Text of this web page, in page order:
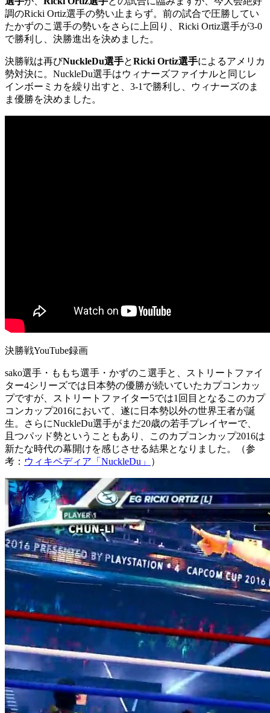
調のRicki Ortiz選手の勢い止まらず。前の試合で圧勝してい
たかずのこ選手の勢いをさらに上回り、Ricki Ortiz選手が3-0
で勝利し、決勝進出を決めました。
決勝戦は再びNuckleDu選手とRicki Ortiz選手によるアメリカ
勢対決に。NuckleDu選手はウィナーズファイナルと同じレ
インボーミカを繰り出すと、3-1で勝利し、ウィナーズのま
ま優勝を決めました。
決勝戦YouTube録画
sako選手・ももち選手・かずのこ選手と、ストリートファイ
ター4シリーズでは日本勢の優勝が続いていたカプコンカッ
プですが、ストリートファイター5では1回目となるこのカプ
コンカップ2016において、遂に日本勢以外の世界王者が誕
生。さらにNuckleDu選手がまだ20歳の若手プレイヤーで、
且つパッド勢ということもあり、このカプコンカップ2016は
新たな時代の幕開けを感じさせる結果となりました。（参
考： ウィキペディア「NuckleDu」 ）